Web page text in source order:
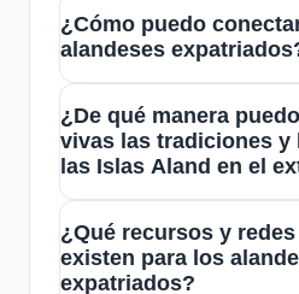
cooperación y deseo de
sus costumbres incluso
Aland.
principalmente en
países nórdicos, aunque
comunidades en países
Estados Unidos. La
lingüística facilita su
lugares.
¿Cómo puedo
alandeses
dedicados a la
como los grupos en
plataformas de
eventos culturales y
a fortalecer los lazos
¿De qué manera
vivas las tradiciones y
las Islas Aland en el
y comparte historias
en tu comunidad local.
¿Qué recursos y
existen para los
expatriados?